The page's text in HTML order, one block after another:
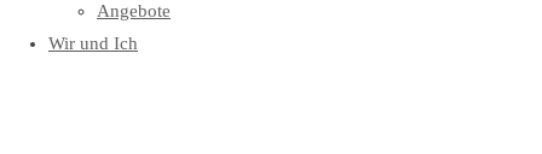
Angebote
Wir und Ich